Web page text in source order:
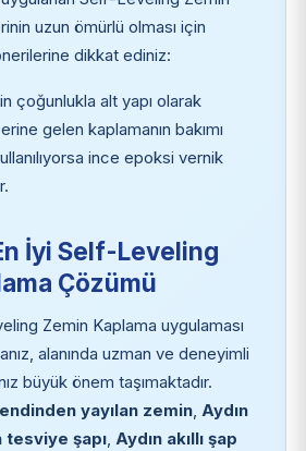
uzun ömürlü olması için
dikkat ediniz:
çoğunlukla alt yapı olarak
gelen kaplamanın bakımı
ince epoksi vernik
İyi Self-Leveling
Çözümü
Zemin Kaplama uygulaması
alanında uzman ve deneyimli
büyük önem taşımaktadır.
yayılan zemin, Aydın
tesviye şapı, Aydın akıllı şap